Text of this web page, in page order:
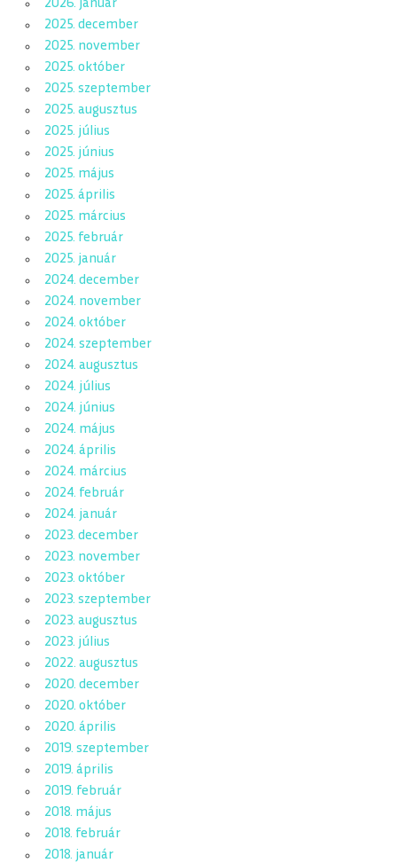
2026. január
2025. december
2025. november
2025. október
2025. szeptember
2025. augusztus
2025. július
2025. június
2025. május
2025. április
2025. március
2025. február
2025. január
2024. december
2024. november
2024. október
2024. szeptember
2024. augusztus
2024. július
2024. június
2024. május
2024. április
2024. március
2024. február
2024. január
2023. december
2023. november
2023. október
2023. szeptember
2023. augusztus
2023. július
2022. augusztus
2020. december
2020. október
2020. április
2019. szeptember
2019. április
2019. február
2018. május
2018. február
2018. január